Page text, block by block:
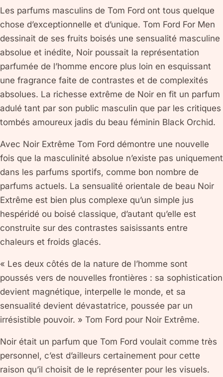
Les parfums masculins de Tom Ford ont tous quelque
chose d’exceptionnelle et d’unique. Tom Ford For Men
dessinait de ses fruits boisés une sensualité masculine
absolue et inédite, Noir poussait la représentation
parfumée de l’homme encore plus loin en esquissant
une fragrance faite de contrastes et de complexités
absolues. La richesse extrême de Noir en fit un parfum
adulé tant par son public masculin que par les critiques
tombés amoureux jadis du beau féminin Black Orchid.
Avec Noir Extrême Tom Ford démontre une nouvelle
fois que la masculinité absolue n’existe pas uniquement
dans les parfums sportifs, comme bon nombre de
parfums actuels. La sensualité orientale de beau Noir
Extrême est bien plus complexe qu’un simple jus
hespéridé ou boisé classique, d’autant qu’elle est
construite sur des contrastes saisissants entre
chaleurs et froids glacés.
« Les deux côtés de la nature de l’homme sont
poussés vers de nouvelles frontières : sa sophistication
devient magnétique, interpelle le monde, et sa
sensualité devient dévastatrice, poussée par un
irrésistible pouvoir. » Tom Ford pour Noir Extrême.
Noir était un parfum que Tom Ford voulait comme très
personnel, c’est d’ailleurs certainement pour cette
raison qu’il choisit de le représenter pour les visuels.